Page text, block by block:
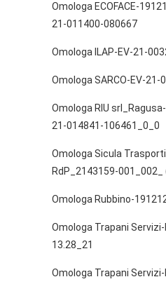
Omologa ECOFACE-
21-011400-080667
Omologa ILAP-EV-21-
Omologa SARCO-EV-
Omologa RIU
21-014841-106461_0_0
Omologa Sicula
RdP_2143159-001_002_
Omologa Rubbino-
Omologa Trapani Servizi-
13.28_21
Omologa Trapani Servizi-